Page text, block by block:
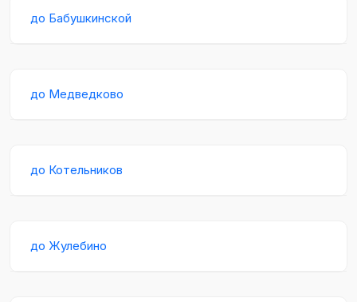
до Бабушкинской
до Медведково
до Котельников
до Жулебино